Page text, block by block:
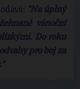
"Na úplný
vánoční
Do roku
pro boj za